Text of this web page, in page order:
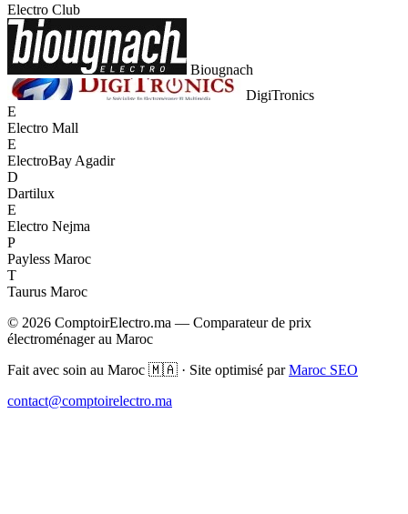
Electro Club
Biougnach
DigiTronics
E
Electro Mall
E
ElectroBay Agadir
D
Dartilux
E
Electro Nejma
P
Payless Maroc
T
Taurus Maroc
© 2026 ComptoirElectro.ma — Comparateur de prix
électroménager au Maroc
Fait avec soin au Maroc 🇲🇦 · Site optimisé parMaroc SEO
contact@comptoirelectro.ma